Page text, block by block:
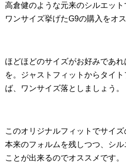
高倉健のような元来のシルエッ
ワンサイズ挙げたG9の購入をオ
ほどほどのサイズがお好みであ
を。ジャストフィットからタイ
ば、ワンサイズ落としましょう。
このオリジナルフィットでサイ
本来のフォルムを残しつつ、シ
ことが出来るのでオススメです。